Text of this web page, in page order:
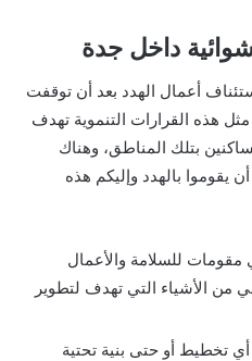
داخل جدة
أعمال الهدد بعد أن توقفت
هذه القرارات التنموية تهدف
بتلك المناطق، وهناك
بالهدد وإليكم هذه
للسلامة والأعمال
من الأشياء التي تهدف لتطوير
تخطيط أو حتى بنية تحتية